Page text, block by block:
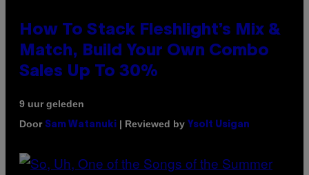
How To Stack Fleshlight’s Mix &
Match, Build Your Own Combo
Sales Up To 30%
9 uur geleden
Door Sam Watanuki | Reviewed by Ysolt Usigan